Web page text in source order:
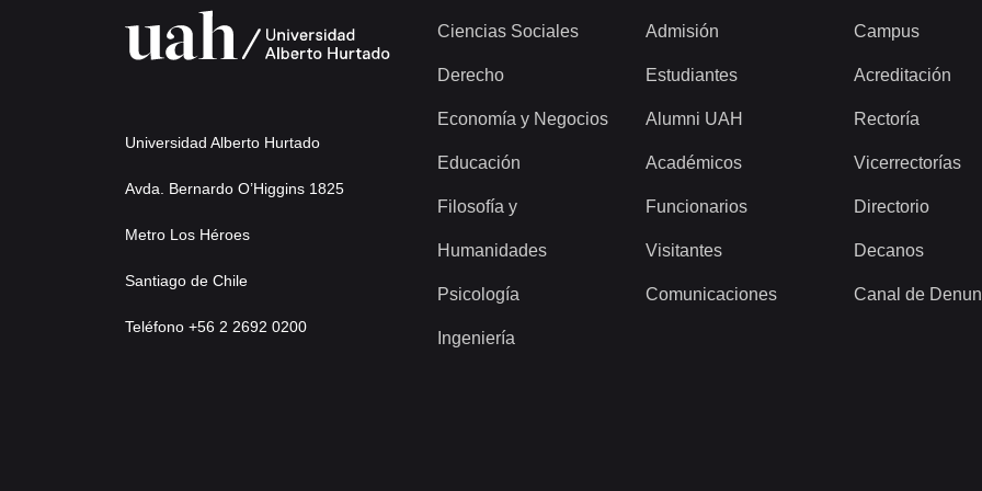
Universidad Alberto Hurtado
Avda. Bernardo O’Higgins 1825
Metro Los Héroes
Santiago de Chile
Teléfono +56 2 2692 0200
Ciencias Sociales
Derecho
Economía y Negocios
Educación
Filosofía y
Humanidades
Psicología
Ingeniería
Admisión
Estudiantes
Alumni UAH
Académicos
Funcionarios
Visitantes
Comunicaciones
Campus
Acreditación
Rectoría
Vicerrectorías
Directorio
Decanos
Canal de